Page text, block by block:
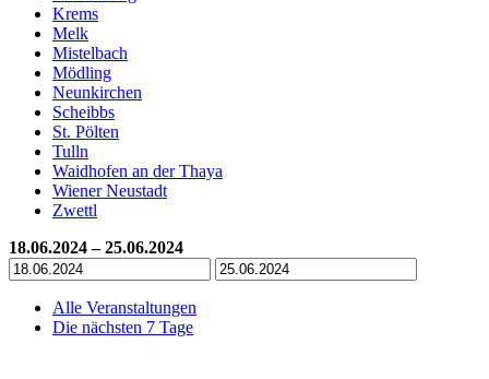
Krems
Melk
Mistelbach
Mödling
Neunkirchen
Scheibbs
St. Pölten
Tulln
Waidhofen an der Thaya
Wiener Neustadt
Zwettl
18.06.2024 – 25.06.2024
Alle Veranstaltungen
Die nächsten 7 Tage